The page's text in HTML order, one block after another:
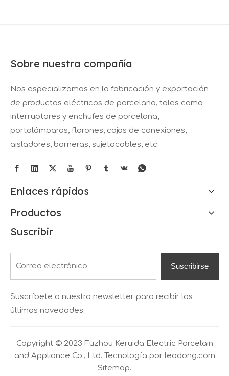
Sobre nuestra compañía
Nos especializamos en la fabricación y exportación
de productos eléctricos de porcelana, tales como
interruptores y enchufes de porcelana,
portalámparas, florones, cajas de conexiones,
aisladores, borneras, sujetacables, etc.
Enlaces rápidos
Productos
Suscribir
Suscribirse
Suscríbete a nuestra newsletter para recibir las
últimas novedades.
Copyright © 2023 Fuzhou Keruida Electric Porcelain
and Appliance Co., Ltd. Tecnología por leadong.com
Sitemap.